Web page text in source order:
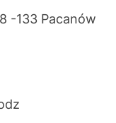
-133 Pacanów